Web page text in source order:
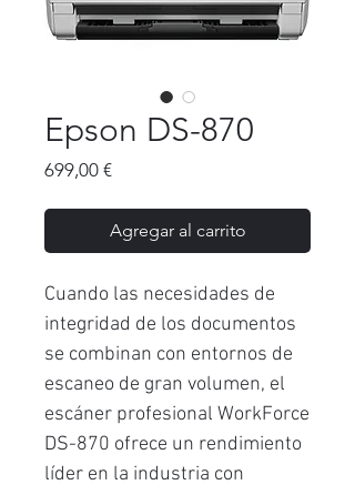
Epson DS-870
699,00 €Precio
Agregar al carrito
Cuando las necesidades de
integridad de los documentos
se combinan con entornos de
escaneo de gran volumen, el
escáner profesional WorkForce
DS-870 ofrece un rendimiento
líder en la industria con